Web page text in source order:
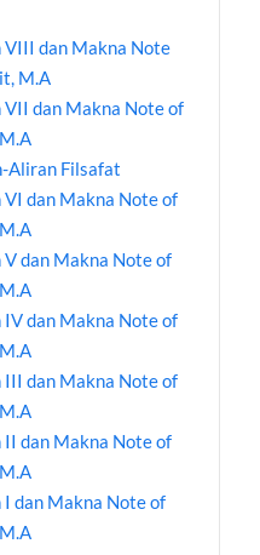
dan Makna Note
M.A
dan Makna Note of
Aliran Filsafat
dan Makna Note of
dan Makna Note of
dan Makna Note of
dan Makna Note of
dan Makna Note of
dan Makna Note of